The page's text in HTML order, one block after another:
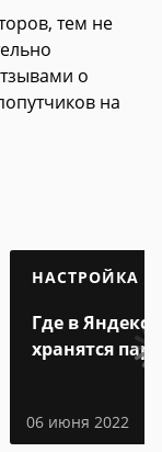
тем не
о
на
НАСТРОЙКА
Где в Яндекс
хранятся
06 июня 2022